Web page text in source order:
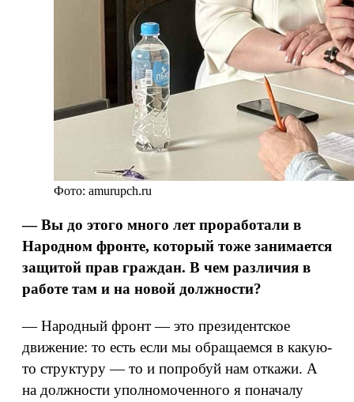
Фото: amurupch.ru
— Вы до этого много лет проработали в
Народном фронте, который тоже занимается
защитой прав граждан. В чем различия в
работе там и на новой должности?
— Народный фронт — это президентское
движение: то есть если мы обращаемся в какую-
то структуру — то и попробуй нам откажи. А
на должности уполномоченного я поначалу